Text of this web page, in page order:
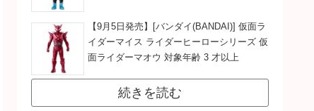
【9月5日発売】[バンダイ(BANDAI)] 仮面ラ
イダーマイス ライダーヒーローシリーズ 仮
面ライダーマオウ 対象年齢 3 才以上
続きを読む